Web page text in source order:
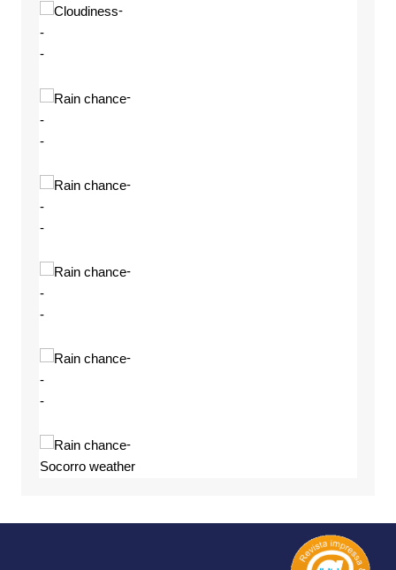
-
-
-
-
-
-
-
-
-
-
-
-
-
-
-
-
Socorro weather